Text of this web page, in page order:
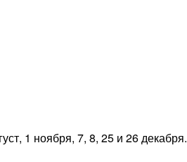
1 ноября, 7, 8, 25 и 26 декабря.